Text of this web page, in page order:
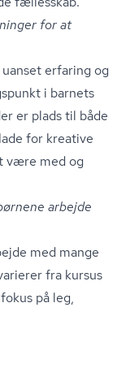
for at
erfaring og
i barnets
er plads til både
for kreative
være med og
arbejde
med mange
fra kursus
på leg,